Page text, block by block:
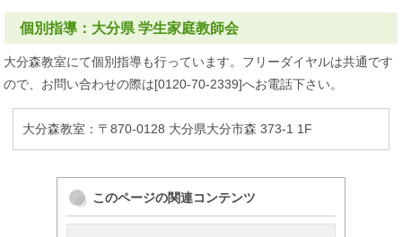
個別指導：大分県 学生家庭教師会
大分森教室にて個別指導も行っています。フリーダイヤルは共通です
ので、お問い合わせの際は[0120-70-2339]へお電話下さい。
大分森教室：〒870-0128 大分県大分市森 373-1 1F
このページの関連コンテンツ